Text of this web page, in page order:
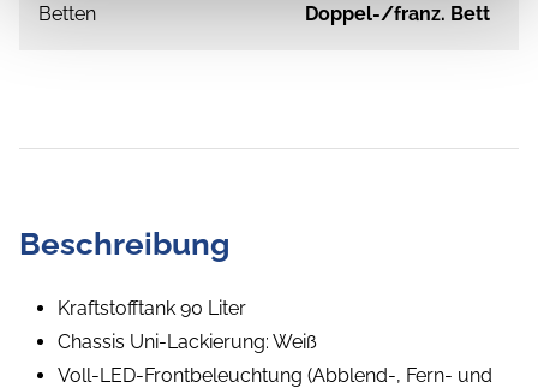
Betten Doppel-/franz. Bett
Beschreibung
Kraftstofftank 90 Liter
Chassis Uni-Lackierung: Weiß
Voll-LED-Frontbeleuchtung (Abblend-, Fern- und